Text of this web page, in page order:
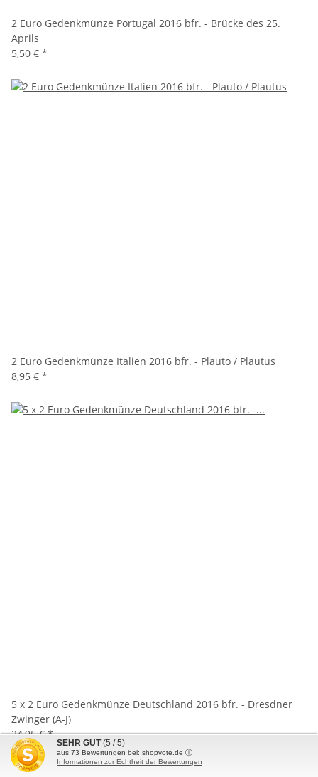
2 Euro Gedenkmünze Portugal 2016 bfr. - Brücke des 25.
Aprils
5,50 € *
2 Euro Gedenkmünze Italien 2016 bfr. - Plauto / Plautus
8,95 € *
5 x 2 Euro Gedenkmünze Deutschland 2016 bfr. - Dresdner
Zwinger (A-J)
24,95 €*
SEHR GUT (5 / 5)
aus 73 Bewertungen bei: shopvote.de ⓘ
Informationen zur Echtheit der Bewertungen